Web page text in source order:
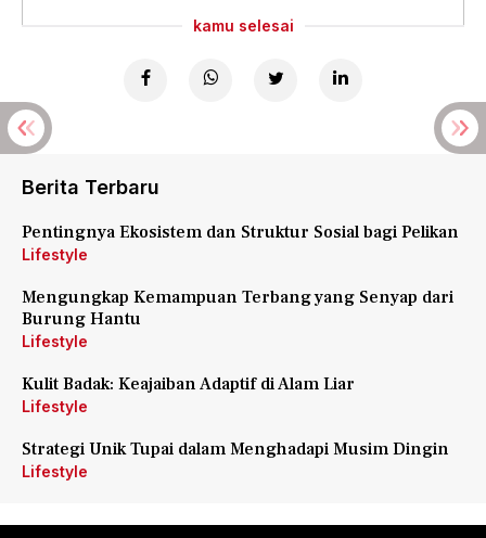
kamu selesai
Berita Terbaru
Pentingnya Ekosistem dan Struktur Sosial bagi Pelikan
Lifestyle
Mengungkap Kemampuan Terbang yang Senyap dari
Burung Hantu
Lifestyle
Kulit Badak: Keajaiban Adaptif di Alam Liar
Lifestyle
Strategi Unik Tupai dalam Menghadapi Musim Dingin
Lifestyle